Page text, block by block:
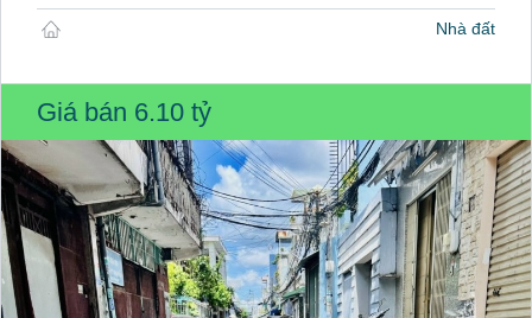
Nhà đất
Giá bán 6.10 tỷ